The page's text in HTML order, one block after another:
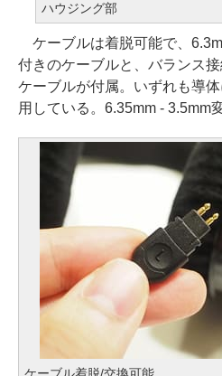
ハウジング部
ケーブルは着脱可能で、
付きのケーブルと、バランス
ケーブルが付属。いずれも導
用している。6.35mm - 3.5mm